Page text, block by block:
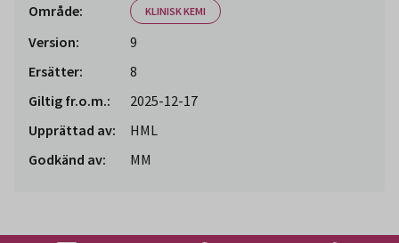
Område: KLINISK KEMI
Version:
9
Ersätter:
8
Giltig fr.o.m.:
2025-12-17
Upprättad av:
HML
Godkänd av:
MM